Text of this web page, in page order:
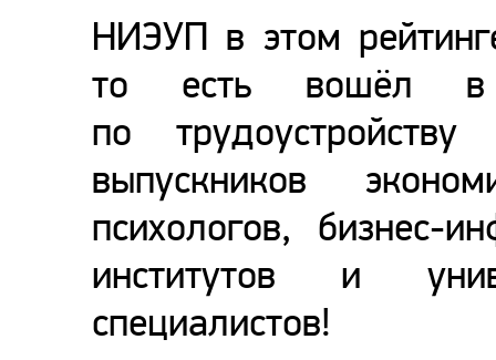
НИЭУП в этом
то есть
по
выпускников
психологов, бизнес-
институтов и
специалистов!